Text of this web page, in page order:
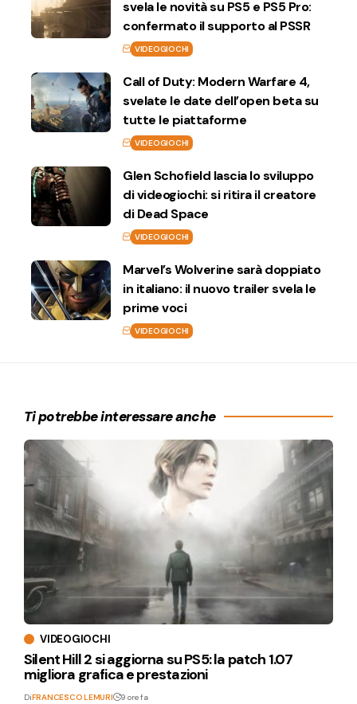
svela le novità su PS5 e PS5 Pro:
confermato il supporto al PSSR
VIDEOGIOCHI
Call of Duty: Modern Warfare 4,
svelate le date dell’open beta su
tutte le piattaforme
VIDEOGIOCHI
Glen Schofield lascia lo sviluppo
di videogiochi: si ritira il creatore
di Dead Space
VIDEOGIOCHI
Marvel’s Wolverine sarà doppiato
in italiano: il nuovo trailer svela le
prime voci
VIDEOGIOCHI
Ti potrebbe interessare anche
VIDEOGIOCHI
Silent Hill 2 si aggiorna su PS5: la patch 1.07
migliora grafica e prestazioni
DiFRANCESCO LEMURI 9 ore fa